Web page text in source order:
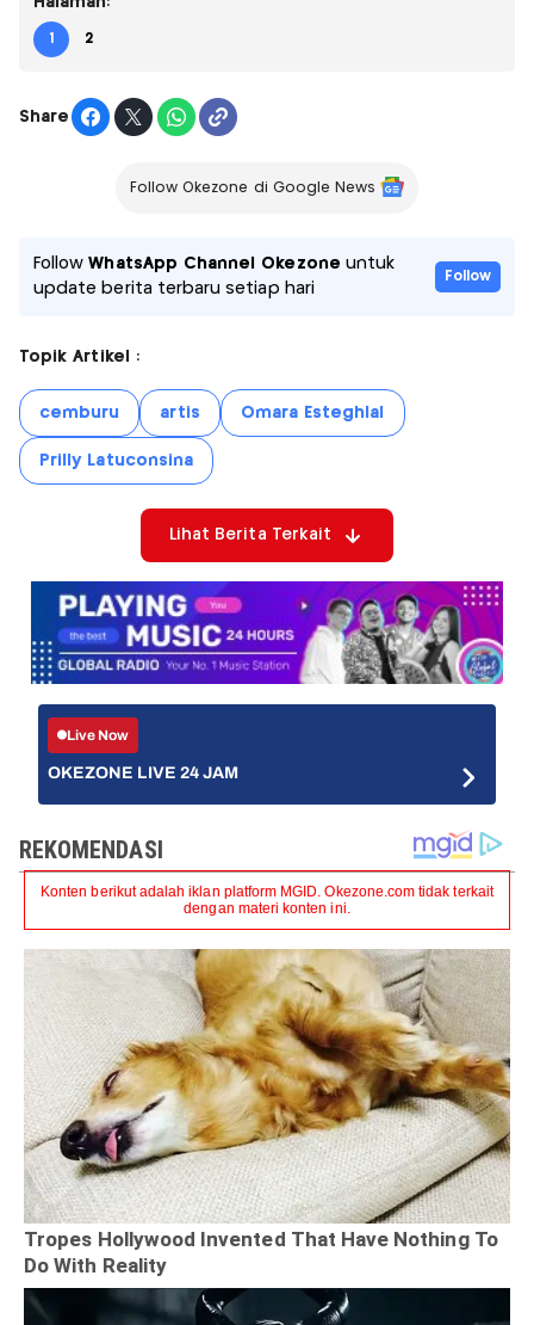
1 2
Share
Follow Okezone di Google News
FollowWhatsApp Channel Okezone untuk
update berita terbaru setiap hari
Follow
Topik Artikel :
cemburu artis Omara Esteghlal
Prilly Latuconsina
Lihat Berita Terkait
Live Now
OKEZONE LIVE 24 JAM